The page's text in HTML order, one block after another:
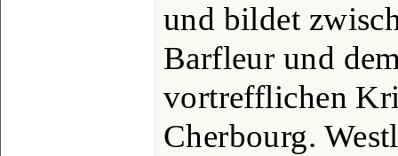
und bildet
Barfleur und
vortrefflichen
Cherbourg.